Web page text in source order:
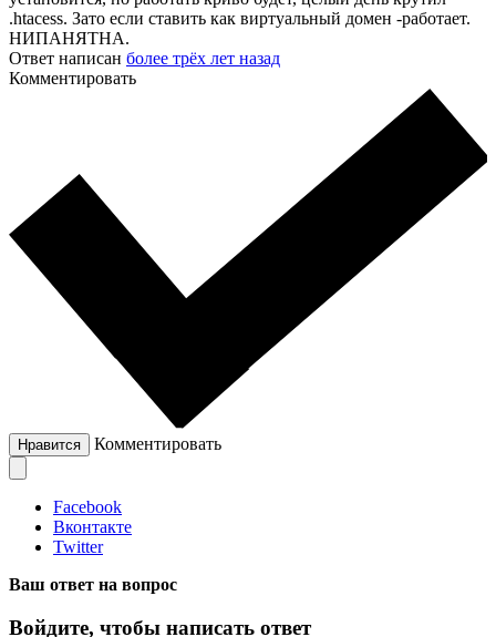
.htacess. Зато если ставить как виртуальный домен -работает.
НИПАНЯТНА.
Ответ написан более трёх лет назад
Комментировать
Нравится Комментировать
Facebook
Вконтакте
Twitter
Ваш ответ на вопрос
Войдите, чтобы написать ответ